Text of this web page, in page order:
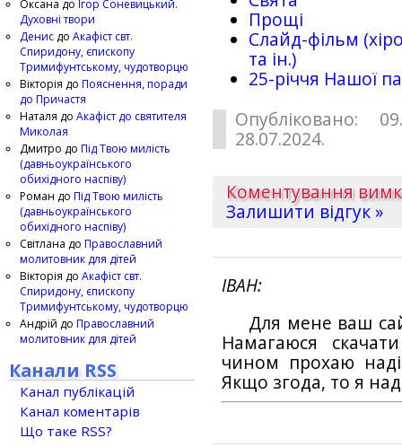
Прощі
Слайд-фільм
та ін.)
25-рiччя Нашої
Опубліковано:
28.07.2024.
Коментування
Залишити відгук »
ІВАН
Для мене ваш
Намагаюся
чином прохаю
Якщо згода, то я
Оксана до Ігор Соневицький.
Духовні твори
Денис до Акафіст свт.
Спиридону, єпископу
Тримифунтському, чудотворцю
Вікторія до Пояснення, поради
до Причастя
Наталя до Акафіст до святителя
Миколая
Дмитро до Під Твою милість
(давньоукраїнського
обихідного наспіву)
Роман до Під Твою милість
(давньоукраїнського
обихідного наспіву)
Світлана до Православний
молитовник для дітей
Вікторія до Акафіст свт.
Спиридону, єпископу
Тримифунтському, чудотворцю
Андрій до Православний
молитовник для дітей
Канали RSS
Канал публікацій
Канал коментарів
Що таке RSS?